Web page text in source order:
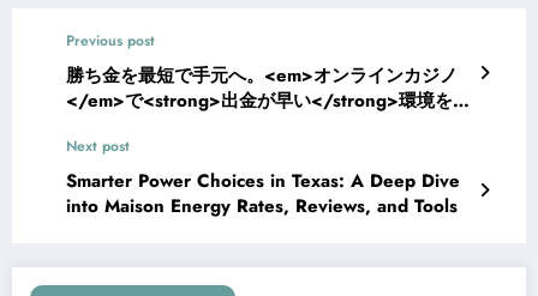
Previous post
勝ち金を最短で手元へ。<em>オンラインカジノ
</em>で<strong>出金が早い</strong>環境を実
Next post
Smarter Power Choices in Texas: A Deep Dive
into Maison Energy Rates, Reviews, and Tools